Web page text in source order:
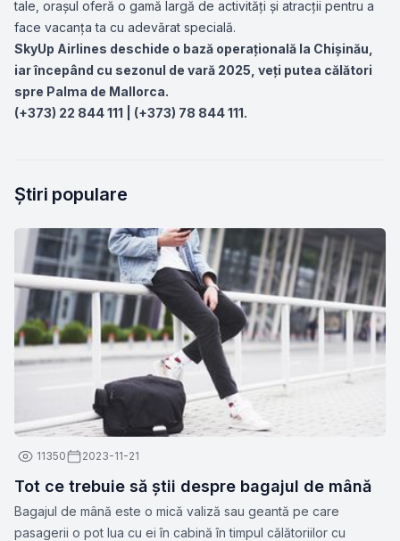
tale, orașul oferă o gamă largă de activități și atracții pentru a
face vacanța ta cu adevărat specială.
SkyUp Airlines deschide o bază operațională la Chișinău,
iar începând cu sezonul de vară 2025, veți putea călători
spre Palma de Mallorca.
(+373) 22 844 111 | (+373) 78 844 111.
Știri populare
11350 2023-11-21
Tot ce trebuie să știi despre bagajul de mână
Bagajul de mână este o mică valiză sau geantă pe care
pasagerii o pot lua cu ei în cabină în timpul călătoriilor cu